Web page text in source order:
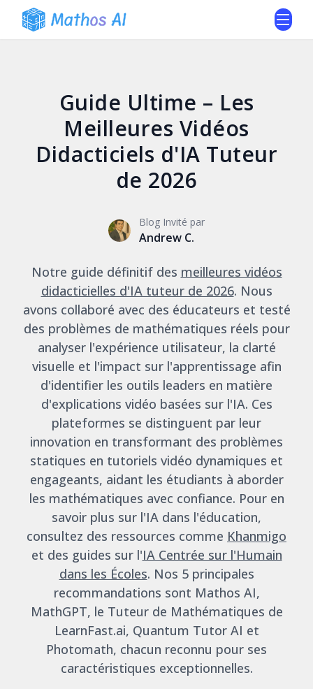
Guide Ultime – Les
Meilleures Vidéos
Didacticiels d'IA Tuteur
de 2026
Blog Invité par
Andrew C.
Notre guide définitif des meilleures vidéos
didacticielles d'IA tuteur de 2026. Nous
avons collaboré avec des éducateurs et testé
des problèmes de mathématiques réels pour
analyser l'expérience utilisateur, la clarté
visuelle et l'impact sur l'apprentissage afin
d'identifier les outils leaders en matière
d'explications vidéo basées sur l'IA. Ces
plateformes se distinguent par leur
innovation en transformant des problèmes
statiques en tutoriels vidéo dynamiques et
engageants, aidant les étudiants à aborder
les mathématiques avec confiance. Pour en
savoir plus sur l'IA dans l'éducation,
consultez des ressources comme Khanmigo
et des guides sur l'IA Centrée sur l'Humain
dans les Écoles. Nos 5 principales
recommandations sont Mathos AI,
MathGPT, le Tuteur de Mathématiques de
LearnFast.ai, Quantum Tutor AI et
Photomath, chacun reconnu pour ses
caractéristiques exceptionnelles.